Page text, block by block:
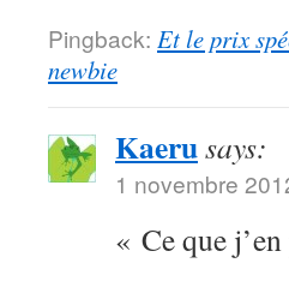
Pingback: Et le prix
newbie
Kaerusays:
1 novembre
« Ce que